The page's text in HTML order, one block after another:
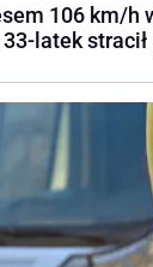
106 km/h
latek